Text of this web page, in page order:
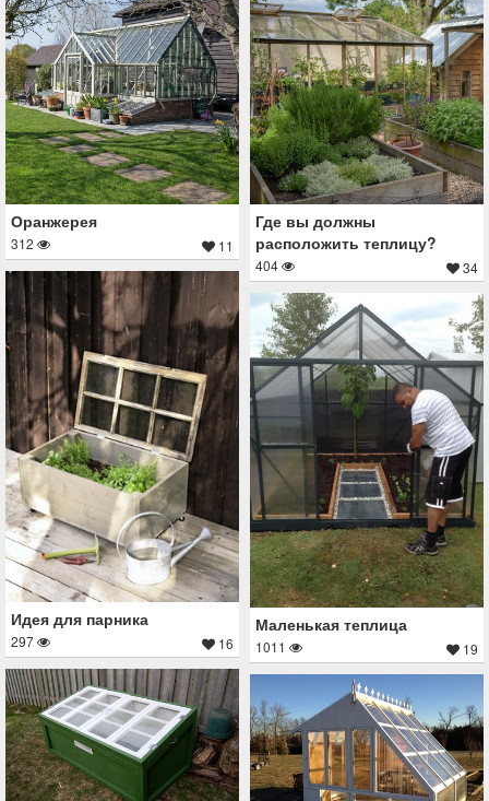
Оранжерея
312 11
Где вы должны
расположить теплицу?
404 34
Идея для парника
297 16
Маленькая теплица
1011 19